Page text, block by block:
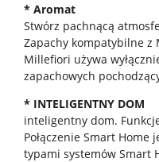
* Aromat
Stwórz pachnącą
Zapachy kompatybilne z
Millefiori używa
zapachowych
* INTELIGENTNY DOM
inteligentny dom.
Połączenie Smart
typami systemów Smart